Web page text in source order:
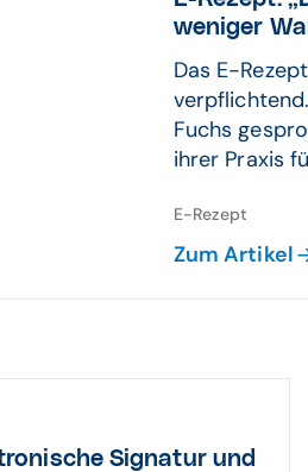
weniger
Das E-
Fuchs
ihrer Praxis
E-Rezept
Zum Artikel
Signatur und